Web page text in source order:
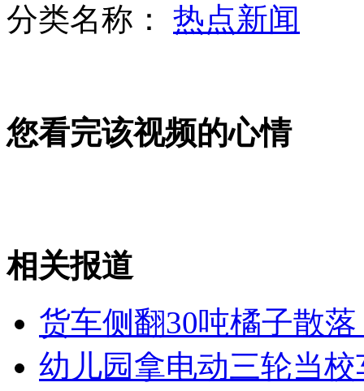
男子伪装残疾行乞 全过程被拍下
"成龙全身受伤图"疯传
山西运城恶犬咬伤多人 警民合力深夜将其击毙
分类名称： 热点新闻
您看完该视频的心情
相关报道
货车侧翻30吨橘子散
幼儿园拿电动三轮当